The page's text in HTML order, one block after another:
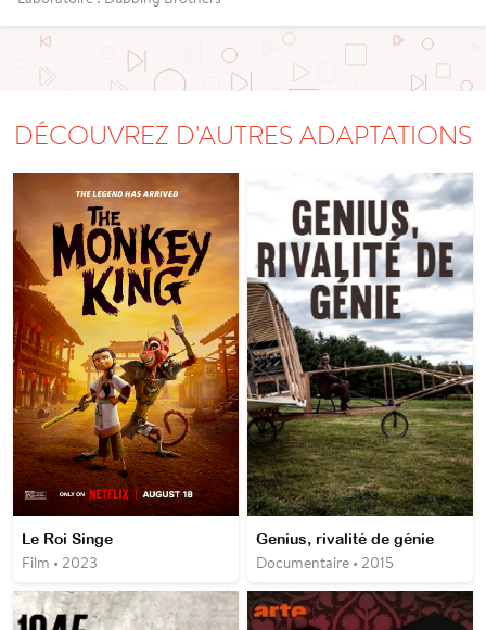
DÉCOUVREZ D'AUTRES ADAPTATIONS
Le Roi Singe
Film • 2023
Genius, rivalité de génie
Documentaire • 2015